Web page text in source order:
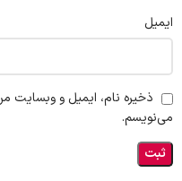
ایمیل
ذخیره نام، ایمیل و وبسایت
می‌نویسم.